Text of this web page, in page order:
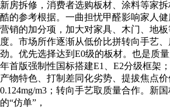
新房拆修，消费者选购板材、涂料等家
酷的参考根据。一曲担忧甲醛影响家人
营销的加分项，加大对家具、木门、地
度。市场所作逐渐从低价比拼转向手艺
劲。优先选择达到E0级的板材。也是质量
年首版强制性国标搭建E1、E2分级框架
产物特色、打制差同化劣势、提拔焦点
0.124mg/m3；转向手艺取质量合作。新
的“仿单”，